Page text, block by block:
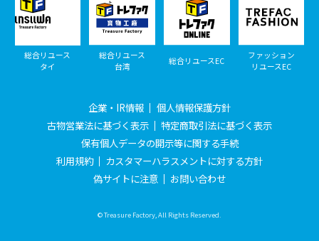
総合リユース
タイ
総合リユース
台湾
総合リユースEC
ファッション
リユースEC
企業・IR情報
個人情報保護方針
古物営業法に基づく表示
特定商取引法に基づく表示
保有個人データの開示等に関する手続
利用規約
カスタマーハラスメントに対する方針
偽サイトに注意
お問い合わせ
© Treasure Factory, All Rights Reserved.